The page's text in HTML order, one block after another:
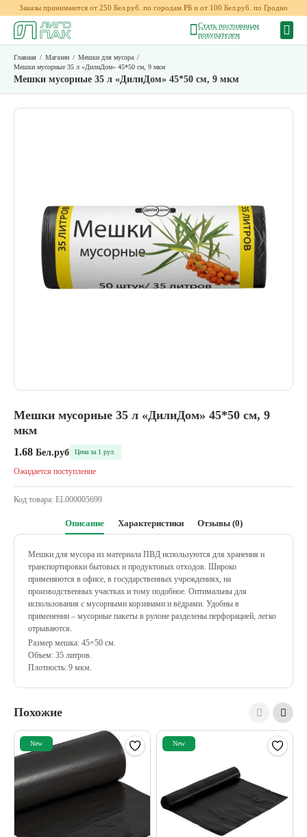
Заказы принимаются от 250 Бел.руб. по городам РБ и от 100 Бел.руб. по Гродно
Стать постоянным
покупателем
Главная / Магазин / Мешки для мусора /
Мешки мусорные 35 л «ДилиДом» 45*50 см, 9 мкм
Мешки мусорные 35 л «ДилиДом» 45*50 см, 9 мкм
Мешки мусорные 35 л «ДилиДом» 45*50 см, 9
мкм
1.68 Бел.руб Цена за 1 рул.
Ожидается поступление
Код товара: EL000005699
Описание Характеристики Отзывы (0)
Мешки для мусора из материала ПВД используются для хранения и
транспортировки бытовых и продуктовых отходов. Широко
применяются в офисе, в государственных учреждениях, на
производственных участках и тому подобное. Оптимальны для
использования с мусорными корзинами и вёдрами. Удобны в
применении – мусорные пакеты в рулоне разделены перфорацией, легко
отрываются.
Размер мешка: 45×50 см.
Объем: 35 литров.
Плотность: 9 мкм.
Похожие
New New